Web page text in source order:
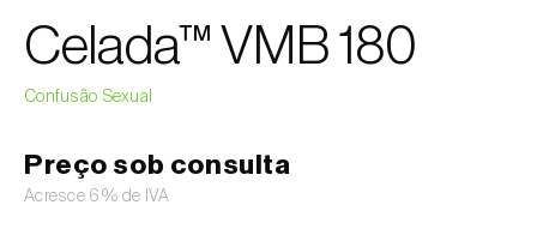
Celada™ VMB 180
Confusão Sexual
Preço sob consulta
Acresce 6% de IVA